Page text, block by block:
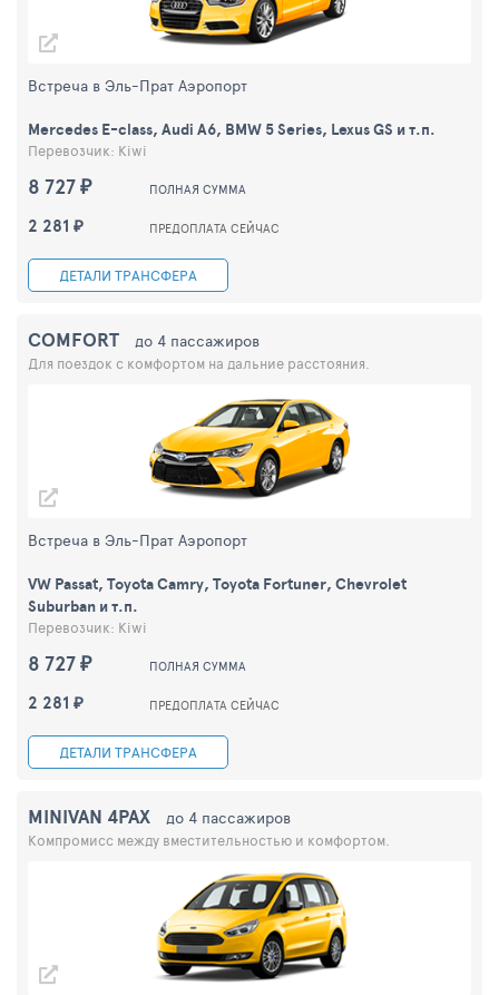
8 727 ₽ ПОЛНАЯ СУММА
2 281 ₽ ПРЕДОПЛАТА СЕЙЧАС
ДЕТАЛИ ТРАНСФЕРА
Встреча в Эль-Прат Аэропорт
Mercedes E-class, Audi A6, BMW 5 Series, Lexus GS и т.п.
Перевозчик: Kiwi
8 727 ₽ ПОЛНАЯ СУММА
2 281 ₽ ПРЕДОПЛАТА СЕЙЧАС
ДЕТАЛИ ТРАНСФЕРА
Встреча в Эль-Прат Аэропорт
COMFORT до 4 пассажиров
Для поездок с комфортом на дальние расстояния.
VW Passat, Toyota Camry, Toyota Fortuner, Chevrolet
Suburban и т.п.
Перевозчик: Kiwi
MINIVAN 4PAX до 4 пассажиров
Компромисс между вместительностью и комфортом.